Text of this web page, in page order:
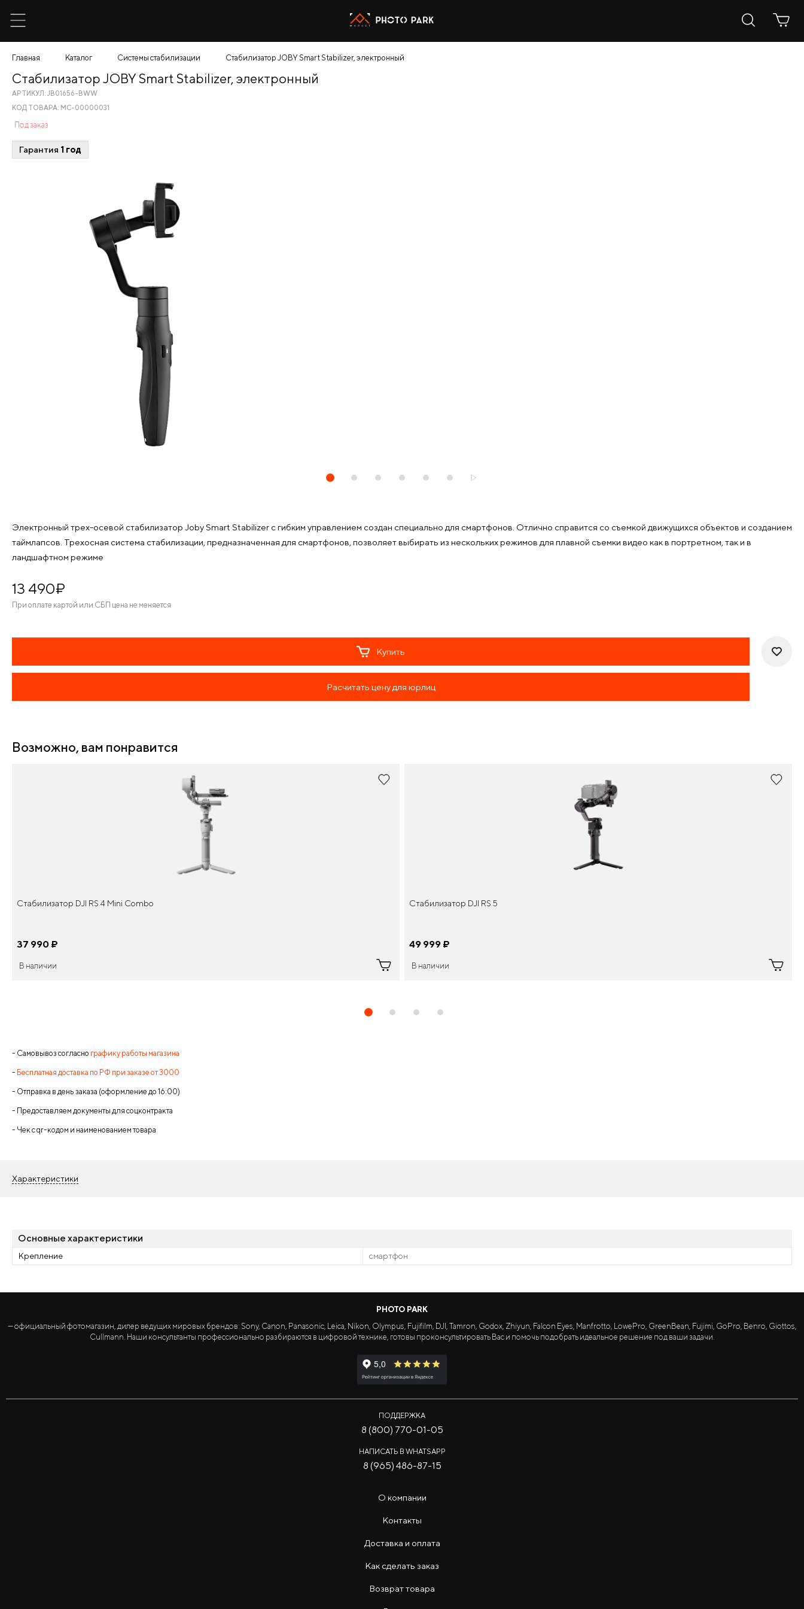
Главная Каталог Системы стабилизации Стабилизатор JOBY Smart Stabilizer, электронный
Электронный трех-осевой стабилизатор Joby Smart Stabilizer с гибким управлением создан специально для смартфонов. Отлично справится со съемкой движущихся объектов и созданием
таймлапсов. Трехосная система стабилизации, предназначенная для смартфонов, позволяет выбирать из нескольких режимов для плавной съемки видео как в портретном, так и в
ландшафтном режиме
13 490¤
При оплате картой или СБП цена не меняется
Купить
Расчитать цену для юрлиц
Возможно, вам понравится
Стабилизатор DJI RS 4 Mini Combo
37 990 ¤
В наличии
Стабилизатор DJI RS 5
49 999 ¤
В наличии
- Самовывоз согласно графику работы магазина
- Бесплатная доставка по РФ при заказе от 3000
- Отправка в день заказа (оформление до 16:00)
- Предоставляем документы для соцконтракта
- Чек с qr-кодом и наименованием товара
Стабилизатор JOBY Smart Stabilizer, электронный
АРТИКУЛ: JB01656-BWW
КОД ТОВАРА: МС-00000031
Под заказ
Гарантия 1 год
Характеристики
Основные характеристики
Крепление смартфон
PHOTO PARK
— официальный фотомагазин, дилер ведущих мировых брендов: Sony, Canon, Panasonic, Leica, Nikon, Olympus, Fujifilm, DJI, Tamron, Godox, Zhiyun, Falcon Eyes, Manfrotto, LowePro, GreenBean, Fujimi, GoPro, Benro, Giottos,
Cullmann. Наши консультанты профессионально разбираются в цифровой технике, готовы проконсультировать Вас и помочь подобрать идеальное решение под ваши задачи.
ПОДДЕРЖКА
8 (800) 770-01-05
НАПИСАТЬ В WHATSAPP
8 (965) 486-87-15
О компании
Контакты
Доставка и оплата
Как сделать заказ
Возврат товара